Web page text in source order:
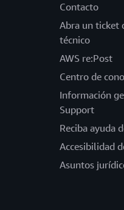
Contacto
Abra un ticket
técnico
AWS re:Post
Centro de
Información
Support
Reciba ayuda
Accesibilidad
Asuntos